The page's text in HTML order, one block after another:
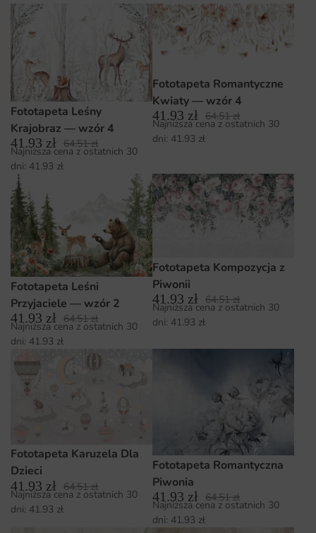
Fototapeta Leśny
Krajobraz — wzór 4
41.93 zł 64.51zł
Najniższa cena z ostatnich 30
dni: 41.93 zł
Fototapeta Romantyczne
Kwiaty — wzór 4
41.93 zł 64.51zł
Najniższa cena z ostatnich 30
dni: 41.93 zł
Fototapeta Leśni
Przyjaciele — wzór 2
41.93 zł 64.51zł
Najniższa cena z ostatnich 30
dni: 41.93 zł
Fototapeta Kompozycja z
Piwonii
41.93 zł 64.51zł
Najniższa cena z ostatnich 30
dni: 41.93 zł
Fototapeta Karuzela Dla
Dzieci
41.93 zł 64.51zł
Najniższa cena z ostatnich 30
dni: 41.93 zł
Fototapeta Romantyczna
Piwonia
41.93 zł 64.51zł
Najniższa cena z ostatnich 30
dni: 41.93 zł